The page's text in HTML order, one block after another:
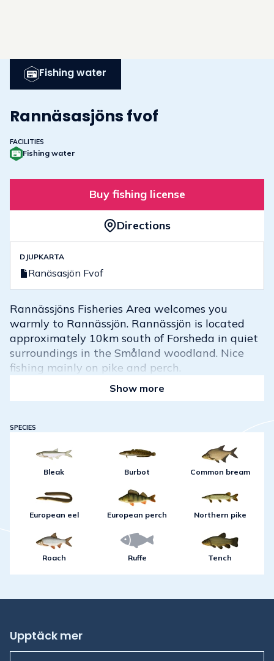
Fishing water
Rannäsasjöns fvof
FACILITIES
Fishing water
Buy fishing license
Directions
DJUPKARTA
Ranäsasjön Fvof
Rannässjöns Fisheries Area welcomes you
warmly to Rannässjön. Rannässjön is located
approximately 10km south of Forsheda in quiet
surroundings in the Småland woodland. Nice
fishing mainly on pike and perch.
Show more
SPECIES
Bleak Burbot Common bream
European eel European perch Northern pike
Roach Ruffe Tench
Upptäck mer